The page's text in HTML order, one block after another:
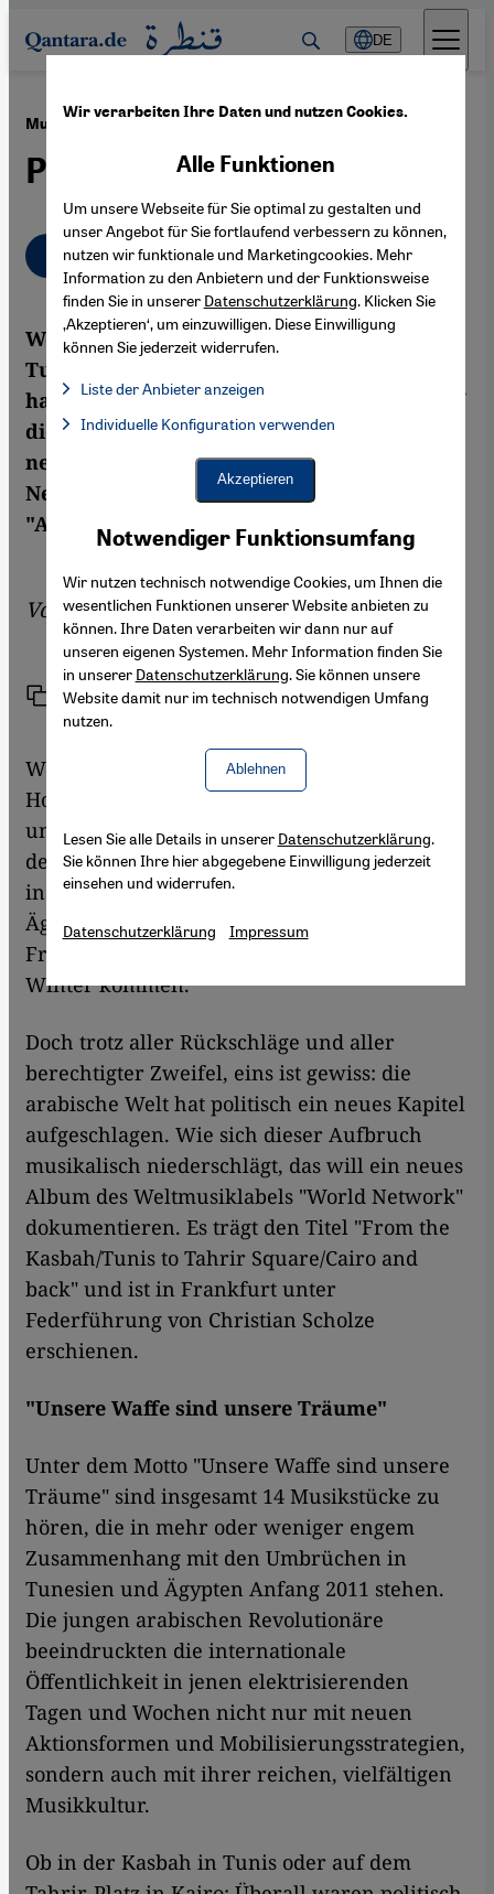
Direkt zum Inhalt springen
DE
Musik der arabischen Revolutionen ·21.09.2011
Pop, Pathos, Poesie
Deutsch English عربي
Welche Musik prägte die Revolutionen in
Tunesien und Ägypten Anfang 2011? Wie
haben Musikschaffende in den Ländern auf
die politischen Umstürze reagiert? Ein
neues Album des Weltmusiklabels "World
Network" präsentiert Musik des
"Arabischen Frühlings".
VonMartina Sabra
Link Teilen Drucken
War da was? Wo ist sie hin, die Welle der
Hoffnung, die Anfang 2011 über Nordafrika
und den Nahen Osten schwappte? Angesichts
der Gräuel in Libyen und Syrien und der
instabilen politischen Lage in Tunesien und
Ägypten sehen nach dem "Arabischen
Frühling" viele einen langen, ungemütlichen
Winter kommen.
Doch trotz aller Rückschläge und aller
berechtigter Zweifel, eins ist gewiss: die
arabische Welt hat politisch ein neues Kapitel
aufgeschlagen. Wie sich dieser Aufbruch
musikalisch niederschlägt, das will ein neues
Album des Weltmusiklabels "World Network"
dokumentieren. Es trägt den Titel "From the
Kasbah/Tunis to Tahrir Square/Cairo and
back" und ist in Frankfurt unter
Federführung von Christian Scholze
erschienen.
"Unsere Waffe sind unsere Träume"
Unter dem Motto "Unsere Waffe sind unsere
Träume" sind insgesamt 14 Musikstücke zu
hören, die in mehr oder weniger engem
Zusammenhang mit den Umbrüchen in
Tunesien und Ägypten Anfang 2011 stehen.
Die jungen arabischen Revolutionäre
beeindruckten die internationale
Öffentlichkeit in jenen elektrisierenden
Tagen und Wochen nicht nur mit neuen
Aktionsformen und Mobilisierungsstrategien,
sondern auch mit ihrer reichen, vielfältigen
Musikkultur.
Ob in der Kasbah in Tunis oder auf dem
Wir verarbeiten Ihre Daten und nutzen Cookies.
Notwendiger Funktionsumfang
Wir nutzen technisch notwendige Cookies, um Ihnen die
wesentlichen Funktionen unserer Website anbieten zu
können. Ihre Daten verarbeiten wir dann nur auf
unseren eigenen Systemen. Mehr Information finden Sie
in unserer Datenschutzerklärung. Sie können unsere
Website damit nur im technisch notwendigen Umfang
nutzen.
Ablehnen
Alle Funktionen
Um unsere Webseite für Sie optimal zu gestalten und
unser Angebot für Sie fortlaufend verbessern zu können,
nutzen wir funktionale und Marketingcookies. Mehr
Information zu den Anbietern und der Funktionsweise
finden Sie in unserer Datenschutzerklärung. Klicken Sie
‚Akzeptieren‘, um einzuwilligen. Diese Einwilligung
können Sie jederzeit widerrufen.
Liste der Anbieter anzeigen
Facebook Embed / Facebook Connect, Google Maps Embed,
Facebook Embed / Facebook Connect
Google Maps Embed
Individuelle Konfiguration verwenden
Akzeptieren
Lesen Sie alle Details in unserer Datenschutzerklärung.
Sie können Ihre hier abgegebene Einwilligung jederzeit
einsehen und widerrufen.
Datenschutzerklärung Impressum